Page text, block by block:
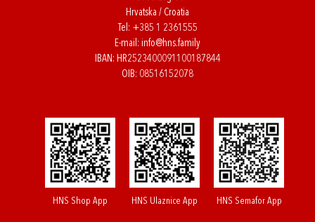
Hrvatska / Croatia
Tel: +385 1 2361555
E-mail: info@hns.family
IBAN: HR2523400091100187844
OIB: 08516152078
HNS Shop App HNS Ulaznice App HNS Semafor App